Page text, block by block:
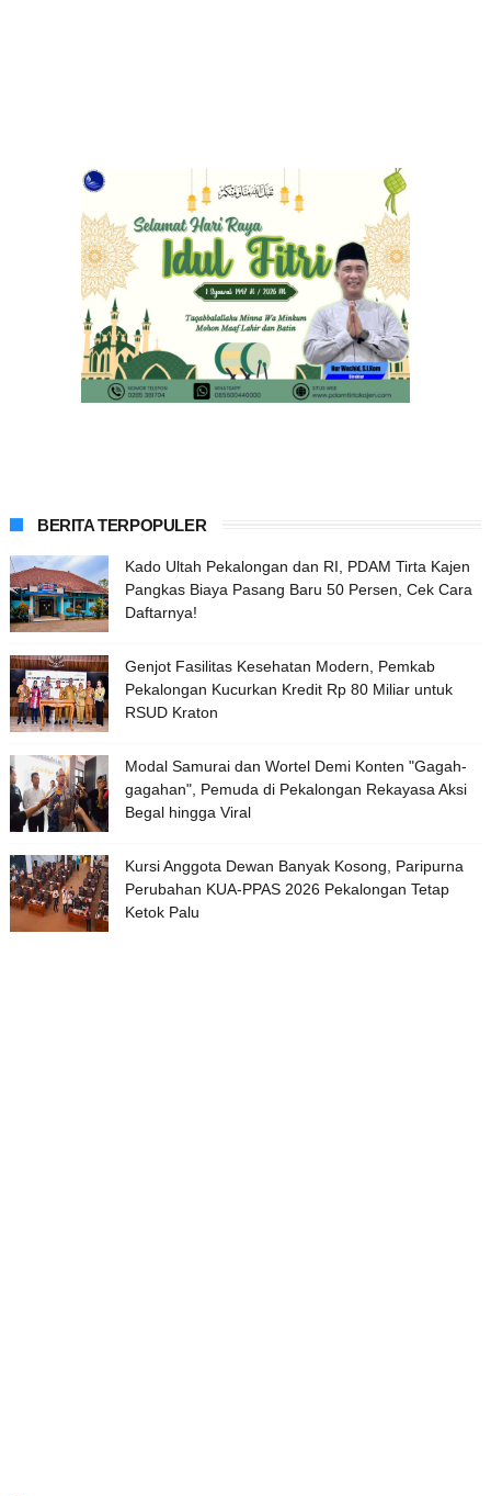
BERITA TERPOPULER
Kado Ultah Pekalongan dan RI, PDAM Tirta Kajen
Pangkas Biaya Pasang Baru 50 Persen, Cek Cara
Daftarnya!
Genjot Fasilitas Kesehatan Modern, Pemkab
Pekalongan Kucurkan Kredit Rp 80 Miliar untuk
RSUD Kraton
Modal Samurai dan Wortel Demi Konten "Gagah-
gagahan", Pemuda di Pekalongan Rekayasa Aksi
Begal hingga Viral
Kursi Anggota Dewan Banyak Kosong, Paripurna
Perubahan KUA-PPAS 2026 Pekalongan Tetap
Ketok Palu